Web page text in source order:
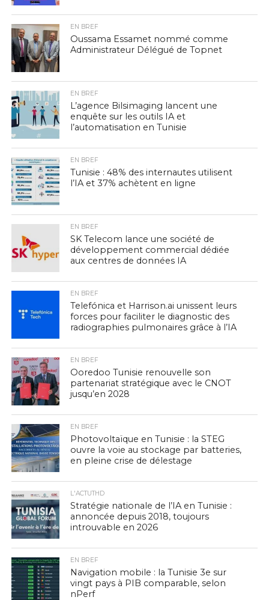
EN BREF
Oussama Essamet nommé comme
Administrateur Délégué de Topnet
EN BREF
L’agence Bilsimaging lancent une
enquête sur les outils IA et
l’automatisation en Tunisie
EN BREF
Tunisie : 48% des internautes utilisent
l’IA et 37% achètent en ligne
EN BREF
SK Telecom lance une société de
développement commercial dédiée
aux centres de données IA
EN BREF
Telefónica et Harrison.ai unissent leurs
forces pour faciliter le diagnostic des
radiographies pulmonaires grâce à l’IA
EN BREF
Ooredoo Tunisie renouvelle son
partenariat stratégique avec le CNOT
jusqu’en 2028
EN BREF
Photovoltaïque en Tunisie : la STEG
ouvre la voie au stockage par batteries,
en pleine crise de délestage
L'ACTUTHD
Stratégie nationale de l’IA en Tunisie :
annoncée depuis 2018, toujours
introuvable en 2026
EN BREF
Navigation mobile : la Tunisie 3e sur
vingt pays à PIB comparable, selon
nPerf